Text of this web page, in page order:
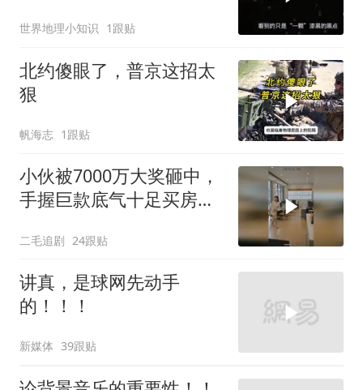
世界地理小知识 1跟贴
北约傻眼了，普京这招太
狠
帆海志 1跟贴
小伙被7000万大奖砸中，
手握巨款底气十足买房不
二毛追剧 24跟贴
讲真，是球网先动手
的！！！
新媒体 39跟贴